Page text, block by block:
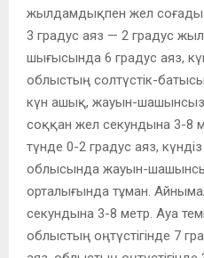
жылдамдықпен жел соғады.
3 градус аяз — 2 градус
шығысында 6 градус аяз,
облыстың солтүстік-
күн ашық, жауын-
соққан жел секундына 3-8
түнде 0-2 градус аяз,
облысында жауын-
орталығында тұман.
секундына 3-8 метр. Ауа
облыстың оңтүстігінде 7